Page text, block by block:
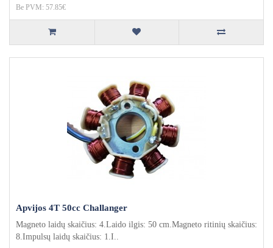
Be PVM: 57.85€
Apvijos 4T 50cc Challanger
Magneto laidų skaičius: 4.Laido ilgis: 50 cm.Magneto ritinių skaičius:
8.Impulsų laidų skaičius: 1.I..